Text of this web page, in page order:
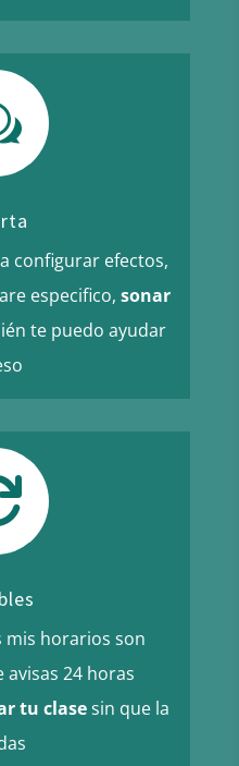
configurar efectos,
especifico,sonar
te puedo ayudar
mis horarios son
avisas 24 horas
tu clasesin que la